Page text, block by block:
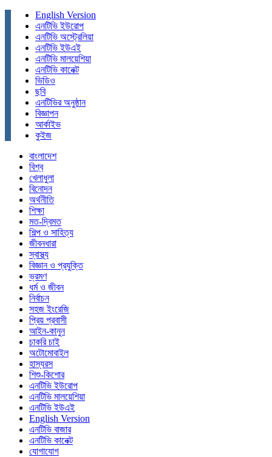
English Version
এনটিভি ইউরোপ
এনটিভি অস্ট্রেলিয়া
এনটিভি ইউএই
এনটিভি মালয়েশিয়া
এনটিভি কানেক্ট
ভিডিও
ছবি
এনটিভির অনুষ্ঠান
বিজ্ঞাপন
আর্কাইভ
কুইজ
বাংলাদেশ
বিশ্ব
খেলাধুলা
বিনোদন
অর্থনীতি
শিক্ষা
মত-দ্বিমত
শিল্প ও সাহিত্য
জীবনধারা
স্বাস্থ্য
বিজ্ঞান ও প্রযুক্তি
ভ্রমণ
ধর্ম ও জীবন
নির্বাচন
সহজ ইংরেজি
প্রিয় প্রবাসী
আইন-কানুন
চাকরি চাই
অটোমোবাইল
হাস্যরস
শিশু-কিশোর
এনটিভি ইউরোপ
এনটিভি মালয়েশিয়া
এনটিভি ইউএই
English Version
এনটিভি বাজার
এনটিভি কানেক্ট
যোগাযোগ